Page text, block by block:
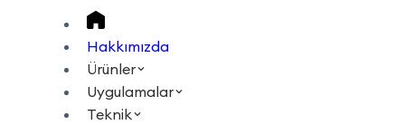
Hakkımızda
Ürünler
Uygulamalar
Teknik